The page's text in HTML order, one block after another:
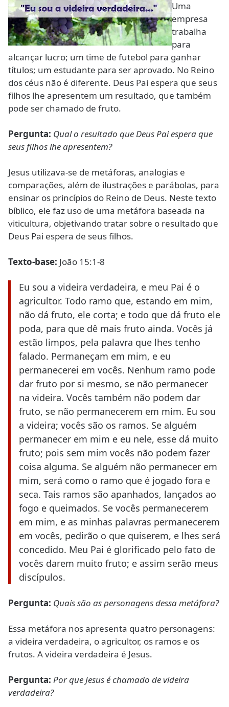
Uma
empresa
trabalha
para
alcançar lucro; um time de futebol para ganhar
títulos; um estudante para ser aprovado. No Reino
dos céus não é diferente. Deus Pai espera que seus
filhos lhe apresentem um resultado, que também
pode ser chamado de fruto.
Pergunta: Qual o resultado que Deus Pai espera que
seus filhos lhe apresentem?
Jesus utilizava-se de metáforas, analogias e
comparações, além de ilustrações e parábolas, para
ensinar os princípios do Reino de Deus. Neste texto
bíblico, ele faz uso de uma metáfora baseada na
viticultura, objetivando tratar sobre o resultado que
Deus Pai espera de seus filhos.
Texto-base: João 15:1-8
Eu sou a videira verdadeira, e meu Pai é o
agricultor. Todo ramo que, estando em mim,
não dá fruto, ele corta; e todo que dá fruto ele
poda, para que dê mais fruto ainda. Vocês já
estão limpos, pela palavra que lhes tenho
falado. Permaneçam em mim, e eu
permanecerei em vocês. Nenhum ramo pode
dar fruto por si mesmo, se não permanecer
na videira. Vocês também não podem dar
fruto, se não permanecerem em mim. Eu sou
a videira; vocês são os ramos. Se alguém
permanecer em mim e eu nele, esse dá muito
fruto; pois sem mim vocês não podem fazer
coisa alguma. Se alguém não permanecer em
mim, será como o ramo que é jogado fora e
seca. Tais ramos são apanhados, lançados ao
fogo e queimados. Se vocês permanecerem
em mim, e as minhas palavras permanecerem
em vocês, pedirão o que quiserem, e lhes será
concedido. Meu Pai é glorificado pelo fato de
vocês darem muito fruto; e assim serão meus
discípulos.
Pergunta: Quais são as personagens dessa metáfora?
Essa metáfora nos apresenta quatro personagens:
a videira verdadeira, o agricultor, os ramos e os
frutos. A videira verdadeira é Jesus.
Pergunta: Por que Jesus é chamado de videira
verdadeira?